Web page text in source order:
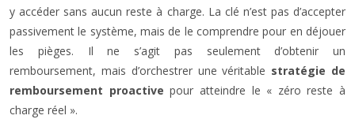
y accéder sans aucun reste à charge. La clé n’est pas d’accepter
passivement le système, mais de le comprendre pour en déjouer
les pièges. Il ne s’agit pas seulement d’obtenir un
remboursement, mais d’orchestrer une véritable stratégie de
remboursement proactive pour atteindre le « zéro reste à
charge réel ».